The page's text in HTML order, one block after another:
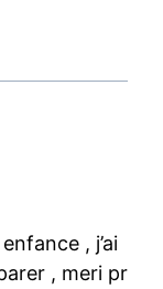
, j’ai
, meri pr